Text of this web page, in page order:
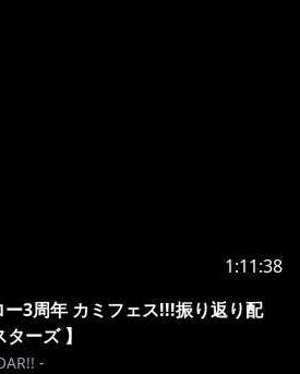
ョンから未成年の視聴者の方々
1:11:38
3周年 カミフェス!!!振り返り配
ーズ 】
-